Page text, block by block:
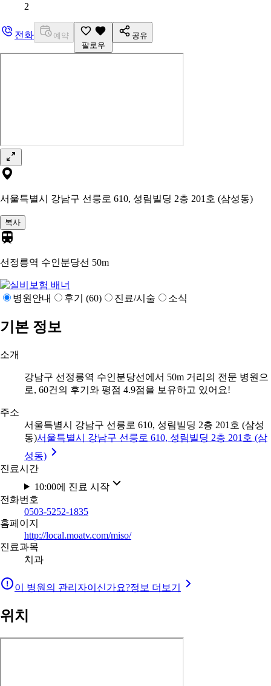
2
전화
예약
팔로우
공유
서울특별시 강남구 선릉로 610, 성림빌딩 2층 201호 (삼성동)
복사
선정릉역 수인분당선 50m
병원안내 후기 (60) 진료/시술 소식
기본 정보
소개
강남구 선정릉역 수인분당선에서 50m 거리의 전문 병원으
로, 60건의 후기와 평점 4.9점을 보유하고 있어요!
주소
서울특별시 강남구 선릉로 610, 성림빌딩 2층 201호 (삼성
동)서울특별시 강남구 선릉로 610, 성림빌딩 2층 201호 (삼
성동)
진료시간
10:00에 진료 시작
전화번호
0503-5252-1835
홈페이지
http://local.moatv.com/miso/
진료과목
치과
이 병원의 관리자이신가요?정보 더보기
위치